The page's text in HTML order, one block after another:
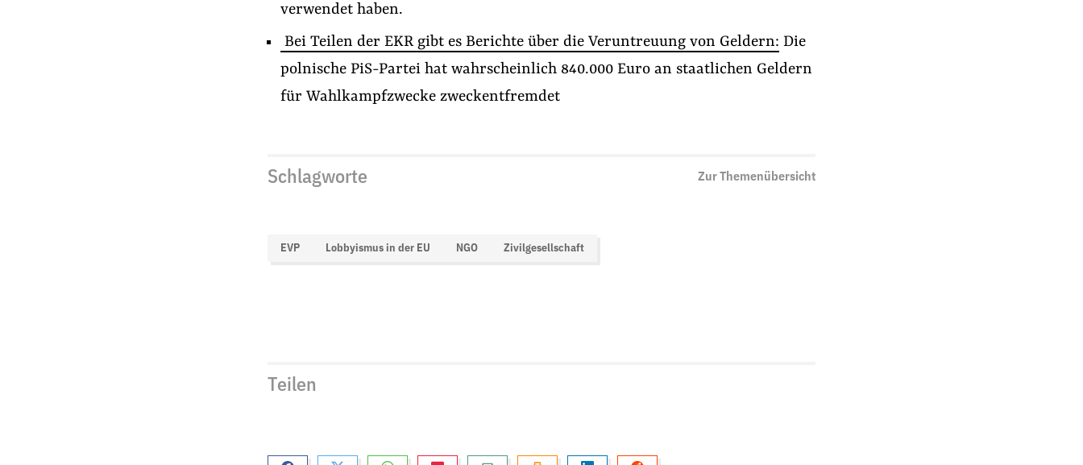
verwendet haben.
Bei Teilen der EKR gibt es Berichte über die Veruntreuung von Geldern: Die
polnische PiS-Partei hat wahrscheinlich 840.000 Euro an staatlichen Geldern
für Wahlkampfzwecke zweckentfremdet
Schlagworte Zur Themenübersicht
EVP Lobbyismus in der EU NGO Zivilgesellschaft
Teilen